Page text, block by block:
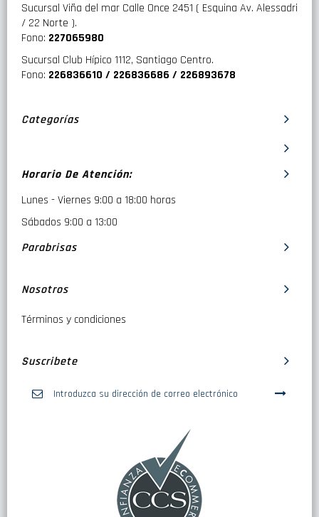
Sucursal Viña del mar Calle Once 2451 ( Esquina Av. Alessadri
/ 22 Norte ).
Fono: 227065980
Sucursal Club Hípico 1112, Santiago Centro.
Fono: 226836610 / 226836686 / 226893678
Categorías
Horario De Atención:
Lunes - Viernes 9:00 a 18:00 horas
Sábados 9:00 a 13:00
Parabrisas
Nosotros
Términos y condiciones
Suscribete